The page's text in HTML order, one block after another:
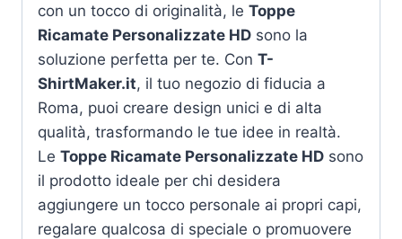
con un tocco di originalità, le Toppe
Ricamate Personalizzate HD sono la
soluzione perfetta per te. Con T-
ShirtMaker.it, il tuo negozio di fiducia a
Roma, puoi creare design unici e di alta
qualità, trasformando le tue idee in realtà.
Le Toppe Ricamate Personalizzate HD sono
il prodotto ideale per chi desidera
aggiungere un tocco personale ai propri capi,
regalare qualcosa di speciale o promuovere